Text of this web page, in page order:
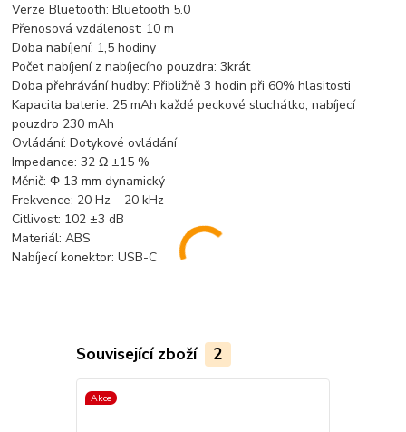
Verze Bluetooth: Bluetooth 5.0
Přenosová vzdálenost: 10 m
Doba nabíjení: 1,5 hodiny
Počet nabíjení z nabíjecího pouzdra: 3krát
Doba přehrávání hudby: Přibližně 3 hodin při 60% hlasitosti
Kapacita baterie: 25 mAh každé peckové sluchátko, nabíjecí
pouzdro 230 mAh
Ovládání: Dotykové ovládání
Impedance: 32 Ω ±15 %
Měnič: Φ 13 mm dynamický
Frekvence: 20 Hz – 20 kHz
Citlivost: 102 ±3 dB
Materiál: ABS
Nabíjecí konektor: USB-C
Související zboží 2
Akce